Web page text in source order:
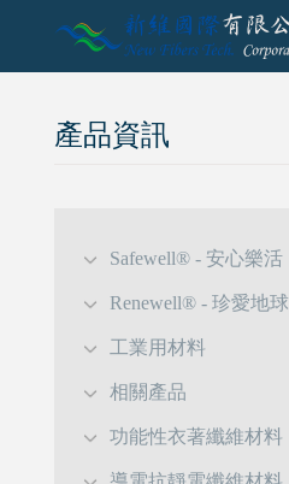
產品資訊
Safewell® - 安心樂活
Renewell® - 珍愛地球
工業用材料
相關產品
功能性衣著纖維材料